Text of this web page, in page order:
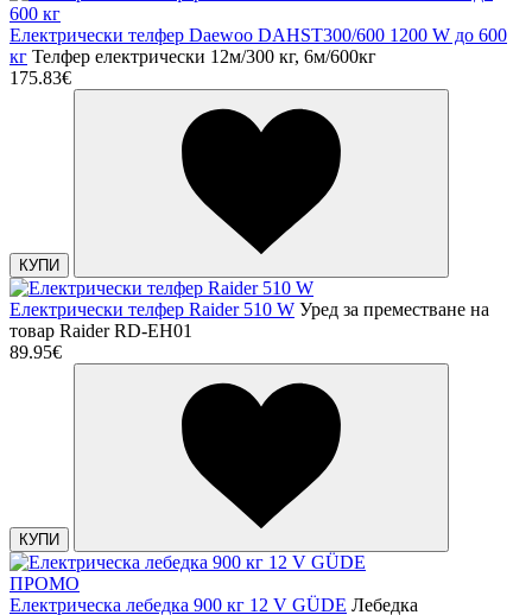
Електрически телфер Daewoo DAHST300/600 1200 W до 600
кг Телфер електрически 12м/300 кг, 6м/600кг
175.83€
КУПИ
Електрически телфер Raider 510 W Уред за преместване на
товар Raider RD-EH01
89.95€
КУПИ
ПРОМО
Електрическа лебедка 900 кг 12 V GÜDE Лебедка